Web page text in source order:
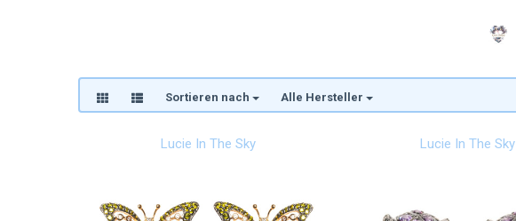
Koralle
Silber
Transparent Türkis
Sortieren nach Alle Hersteller
Lucie In The Sky Lucie In The Sky